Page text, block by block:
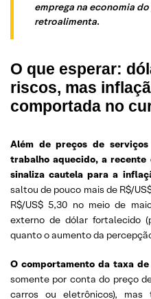
emprega na economia
retroalimenta.
O que esperar:
riscos, mas
comportada no
Além de preços de
trabalho aquecido, a recente
sinaliza cautela para a
saltou de pouco mais de R$/
R$/US$ 5,30 no meio de
externo de dólar fortalecido
quanto o aumento da
O comportamento da taxa
somente por conta do preço
carros ou eletrônicos),